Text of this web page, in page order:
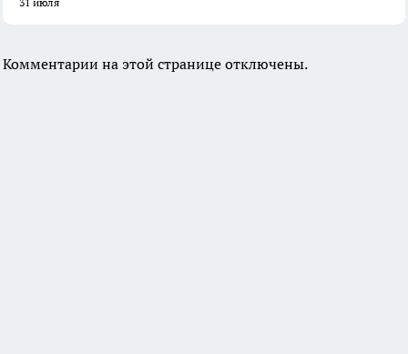
Комментарии на этой странице отключены.